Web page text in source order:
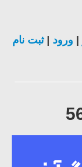
ورود |ثبت نام